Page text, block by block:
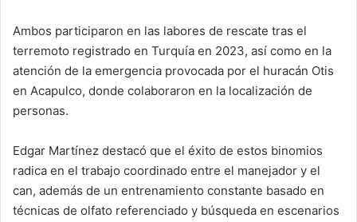
Ambos participaron en las labores de rescate tras el
terremoto registrado en Turquía en 2023, así como en la
atención de la emergencia provocada por el huracán Otis
en Acapulco, donde colaboraron en la localización de
personas.
Edgar Martínez destacó que el éxito de estos binomios
radica en el trabajo coordinado entre el manejador y el
can, además de un entrenamiento constante basado en
técnicas de olfato referenciado y búsqueda en escenarios